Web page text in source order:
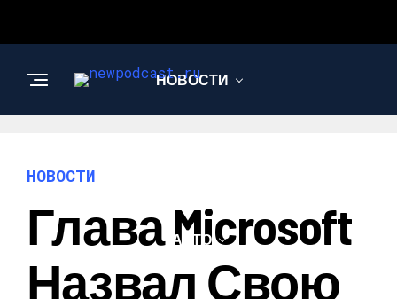
НОВОСТИ
АВТО
НОВОСТИ
Глава Microsoft
Назвал Свою